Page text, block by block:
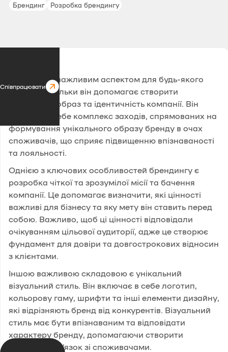
Брендинг
Розробка брендингу
Співпрацювати
Брендинг є важливим аспектом для будь-якого
бізнесу, оскільки він допомагає створити
унікальний образ та ідентичність компанії. Він
включає в себе комплекс заходів, спрямованих на
формування унікального образу бренду в очах
споживачів, що сприяє підвищенню впізнаваності
та лояльності.
Однією з ключових особливостей брендингу є
розробка чіткої та зрозумілої місії та бачення
компанії. Це допомагає визначити, які цінності
важливі для бізнесу та яку мету він ставить перед
собою. Важливо, щоб ці цінності відповідали
очікуванням цільової аудиторії, адже це створює
фундамент для довіри та довгострокових відносин
з клієнтами.
Іншою важливою складовою є унікальний
візуальний стиль. Він включає в себе логотип,
кольорову гаму, шрифти та інші елементи дизайну,
які відрізняють бренд від конкурентів. Візуальний
стиль має бути впізнаваним та відповідати
характеру бренду, допомагаючи створити
емоційний зв'язок зі споживачами.